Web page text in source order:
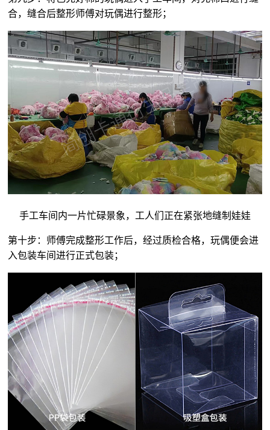
合，缝合后整形师傅对玩偶进行整形；
手工车间内一片忙碌景象，工人们正在紧张地缝制娃娃
第十步：师傅完成整形工作后，经过质检合格，玩偶便会进
入包装车间进行正式包装；